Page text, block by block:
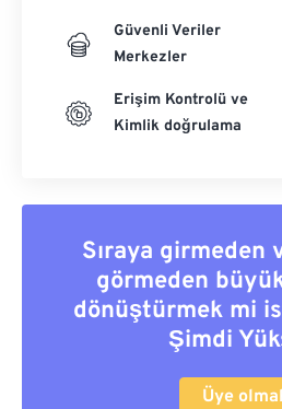
Güvenli Veriler
Merkezler
Erişim Kontrolü ve
Kimlik doğrulama
Sıraya girmeden
görmeden
dönüştürmek mi
Şimdi
Üye